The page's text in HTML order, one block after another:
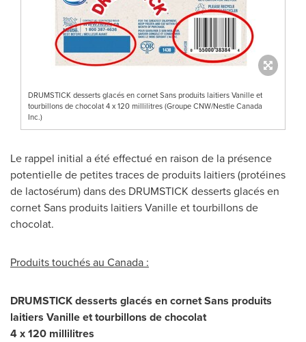
DRUMSTICK desserts glacés en cornet Sans produits laitiers Vanille et
tourbillons de chocolat 4 x 120 millilitres (Groupe CNW/Nestle Canada
Inc.)
Le rappel initial a été effectué en raison de la présence
potentielle de petites traces de produits laitiers (protéines
de lactosérum) dans des DRUMSTICK desserts glacés en
cornet Sans produits laitiers Vanille et tourbillons de
chocolat.
Produits touchés au Canada :
DRUMSTICK desserts glacés en cornet Sans produits
laitiers Vanille et tourbillons de chocolat
4 x 120 millilitres